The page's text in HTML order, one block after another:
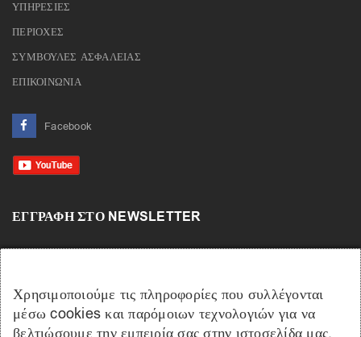
ΥΠΗΡΕΣΙΕΣ
ΠΕΡΙΟΧΕΣ
ΣΥΜΒΟΥΛΕΣ ΑΣΦΑΛΕΙΑΣ
ΕΠΙΚΟΙΝΩΝΙΑ
Facebook
ΕΓΓΡΑΦΉ ΣΤΟ NEWSLETTER
Χρησιμοποιούμε τις πληροφορίες που συλλέγονται
μέσω cookies και παρόμοιων τεχνολογιών για να
βελτιώσουμε την εμπειρία σας στην ιστοσελίδα μας,